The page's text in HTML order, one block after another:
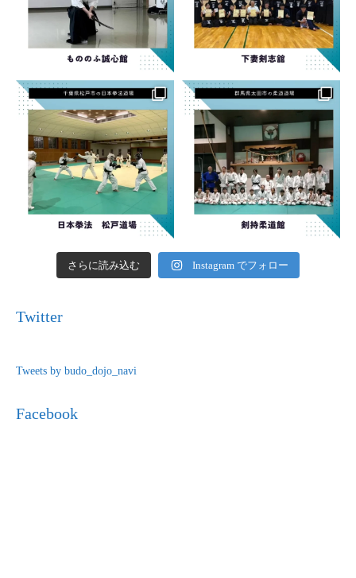
さらに読み込む Instagram でフォロー
Twitter
Tweets by budo_dojo_navi
Facebook